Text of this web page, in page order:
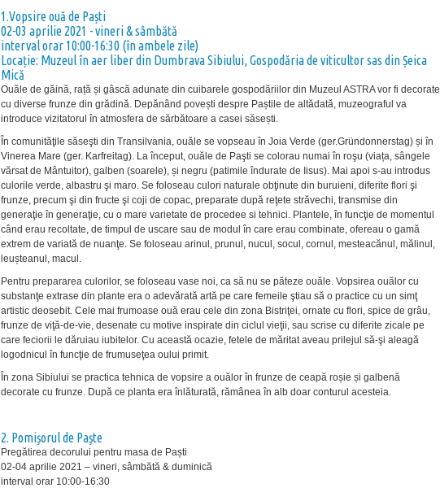
1.Vopsire ouă de Paști
02-03 aprilie 2021 - vineri & sâmbătă
interval orar 10:00-16:30 (în ambele zile)
Locație: Muzeul în aer liber din Dumbrava Sibiului, Gospodăria de viticultor sas din Șeica
Mică
Ouăle de găină, rață și gâscă adunate din cuibarele gospodăriilor din Muzeul ASTRA vor fi decorate
cu diverse frunze din grădină. Depănând povești despre Paștile de altădată, muzeograful va
introduce vizitatorul în atmosfera de sărbătoare a casei săsești.
În comunităţile săseşti din Transilvania, ouăle se vopseau în Joia Verde (ger.Gründonnerstag) și în
Vinerea Mare (ger. Karfreitag). La început, ouăle de Paşti se colorau numai în roşu (viața, sângele
vărsat de Mântuitor), galben (soarele), și negru (patimile îndurate de Iisus). Mai apoi s-au introdus
culorile verde, albastru şi maro. Se foloseau culori naturale obţinute din buruieni, diferite flori şi
frunze, precum şi din fructe şi coji de copac, preparate după reţete străvechi, transmise din
generaţie în generaţie, cu o mare varietate de procedee si tehnici. Plantele, în funcţie de momentul
când erau recoltate, de timpul de uscare sau de modul în care erau combinate, ofereau o gamă
extrem de variată de nuanţe. Se foloseau arinul, prunul, nucul, socul, cornul, mesteacănul, mălinul,
leușteanul, macul.
Pentru prepararea culorilor, se foloseau vase noi, ca să nu se păteze ouăle. Vopsirea ouălor cu
substanţe extrase din plante era o adevărată artă pe care femeile ştiau să o practice cu un simţ
artistic deosebit. Cele mai frumoase ouă erau cele din zona Bistriţei, ornate cu flori, spice de grâu,
frunze de viţă-de-vie, desenate cu motive inspirate din ciclul vieţii, sau scrise cu diferite zicale pe
care feciorii le dăruiau iubitelor. Cu această ocazie, fetele de măritat aveau prilejul să-şi aleagă
logodnicul în funcţie de frumuseţea oului primit.
În zona Sibiului se practica tehnica de vopsire a ouălor în frunze de ceapă roșie și galbenă
decorate cu frunze. După ce planta era înlăturată, rămânea în alb doar conturul acesteia.
2. Pomișorul de Paște
Pregătirea decorului pentru masa de Paști
02-04 aprilie 2021 – vineri, sâmbătă & duminică
interval orar 10:00-16:30